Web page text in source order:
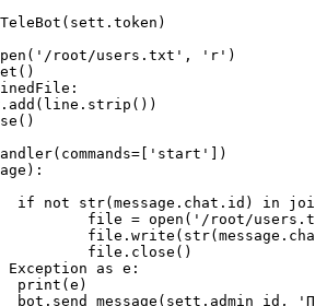
root/users.txt', 'r')